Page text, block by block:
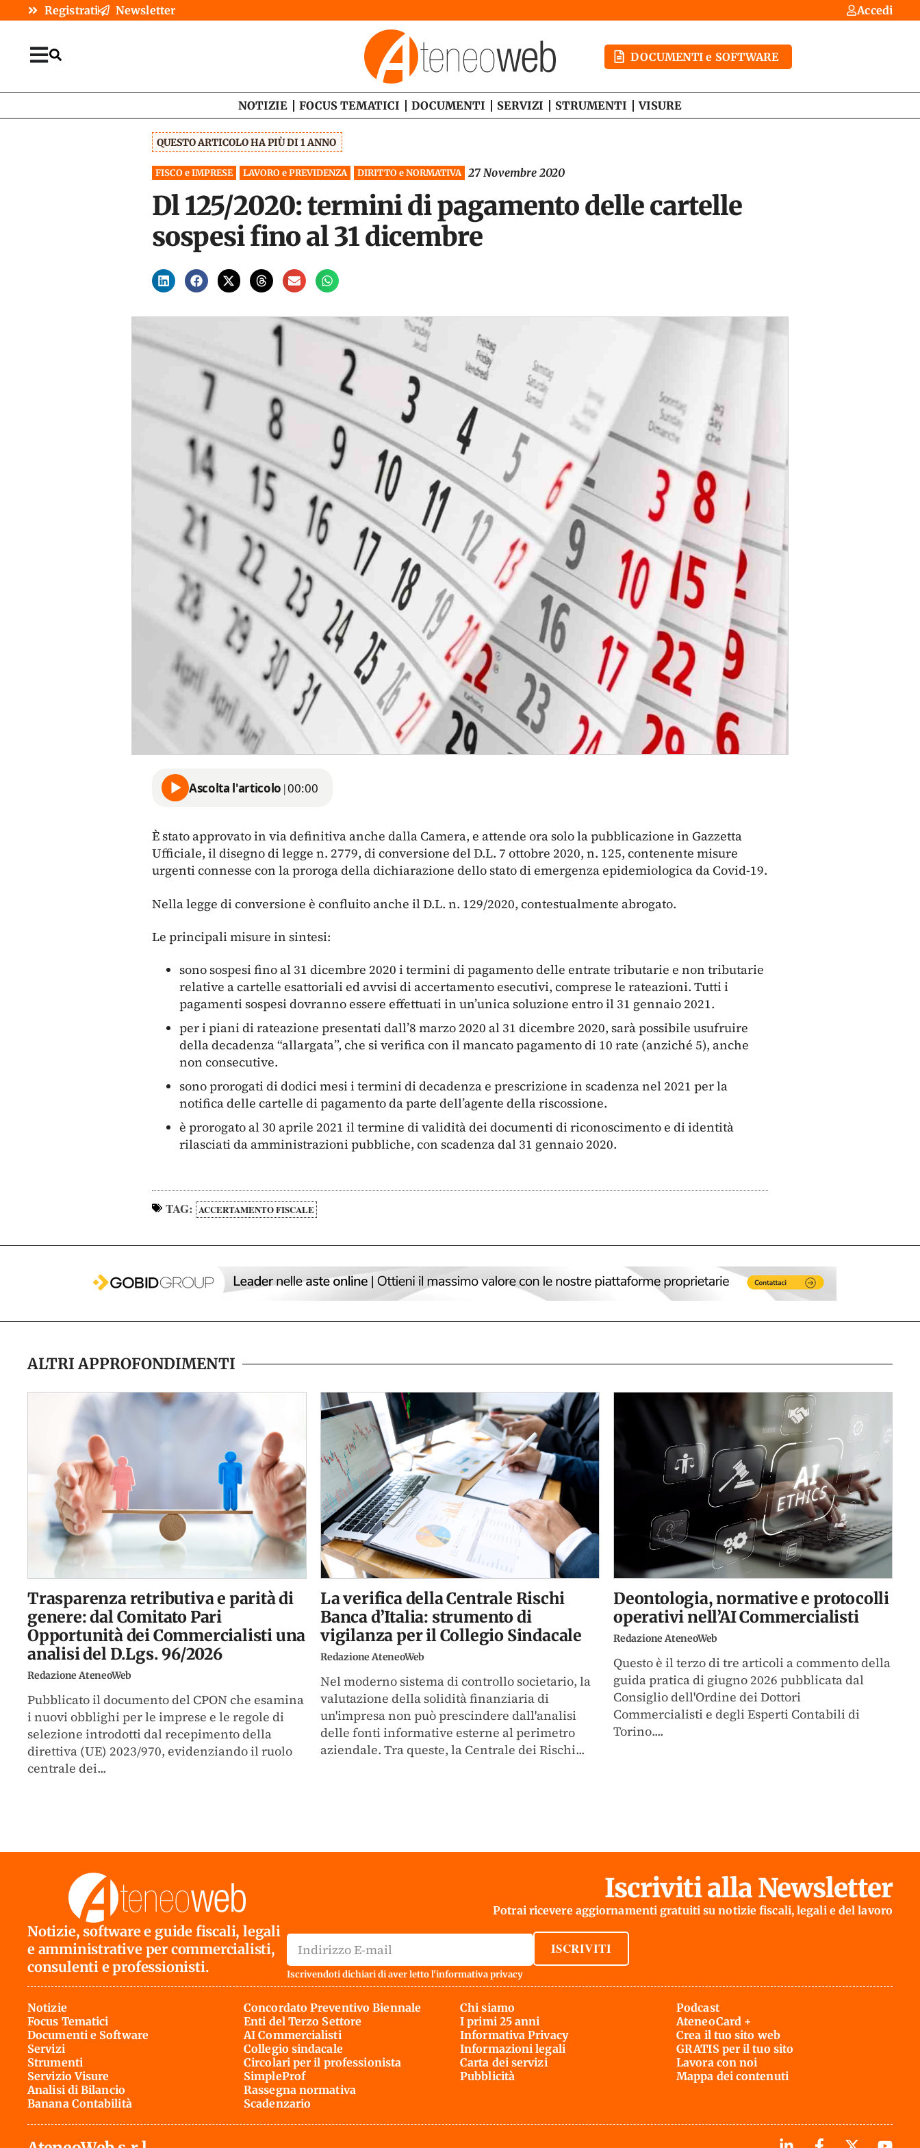
Registrati Newsletter Accedi
DOCUMENTI e SOFTWARE
NOTIZIE FOCUS TEMATICI DOCUMENTI SERVIZI STRUMENTI VISURE
QUESTO ARTICOLO HA PIÙ DI 1 ANNO
FISCO e IMPRESE LAVORO e PREVIDENZA DIRITTO e NORMATIVA 27 Novembre 2020
Dl 125/2020: termini di pagamento delle cartelle
sospesi fino al 31 dicembre
Ascolta l'articolo |00:00
È stato approvato in via definitiva anche dalla Camera, e attende ora solo la pubblicazione in Gazzetta
Ufficiale, il disegno di legge n. 2779, di conversione del D.L. 7 ottobre 2020, n. 125, contenente misure
urgenti connesse con la proroga della dichiarazione dello stato di emergenza epidemiologica da Covid-19.
Nella legge di conversione è confluito anche il D.L. n. 129/2020, contestualmente abrogato.
Le principali misure in sintesi:
sono sospesi fino al 31 dicembre 2020 i termini di pagamento delle entrate tributarie e non tributarie
relative a cartelle esattoriali ed avvisi di accertamento esecutivi, comprese le rateazioni. Tutti i
pagamenti sospesi dovranno essere effettuati in un’unica soluzione entro il 31 gennaio 2021.
per i piani di rateazione presentati dall’8 marzo 2020 al 31 dicembre 2020, sarà possibile usufruire
della decadenza “allargata”, che si verifica con il mancato pagamento di 10 rate (anziché 5), anche
non consecutive.
sono prorogati di dodici mesi i termini di decadenza e prescrizione in scadenza nel 2021 per la
notifica delle cartelle di pagamento da parte dell’agente della riscossione.
è prorogato al 30 aprile 2021 il termine di validità dei documenti di riconoscimento e di identità
rilasciati da amministrazioni pubbliche, con scadenza dal 31 gennaio 2020.
TAG: ACCERTAMENTO FISCALE
ALTRI APPROFONDIMENTI
Trasparenza retributiva e parità di
genere: dal Comitato Pari
Opportunità dei Commercialisti una
analisi del D.Lgs. 96/2026
Redazione AteneoWeb
Pubblicato il documento del CPON che esamina
i nuovi obblighi per le imprese e le regole di
selezione introdotti dal recepimento della
direttiva (UE) 2023/970, evidenziando il ruolo
centrale dei...
La verifica della Centrale Rischi
Banca d’Italia: strumento di
vigilanza per il Collegio Sindacale
Redazione AteneoWeb
Nel moderno sistema di controllo societario, la
valutazione della solidità finanziaria di
un'impresa non può prescindere dall'analisi
delle fonti informative esterne al perimetro
aziendale. Tra queste, la Centrale dei Rischi...
Deontologia, normative e protocolli
operativi nell’AI Commercialisti
Redazione AteneoWeb
Questo è il terzo di tre articoli a commento della
guida pratica di giugno 2026 pubblicata dal
Consiglio dell'Ordine dei Dottori
Commercialisti e degli Esperti Contabili di
Torino....
Notizie, software e guide fiscali, legali
e amministrative per commercialisti,
consulenti e professionisti.
Iscriviti alla Newsletter
Potrai ricevere aggiornamenti gratuiti su notizie fiscali, legali e del lavoro
ISCRIVITI
Iscrivendoti dichiari di aver letto l'informativa privacy
Notizie
Focus Tematici
Documenti e Software
Servizi
Strumenti
Servizio Visure
Analisi di Bilancio
Banana Contabilità
Concordato Preventivo Biennale
Enti del Terzo Settore
AI Commercialisti
Collegio sindacale
Circolari per il professionista
SimpleProf
Rassegna normativa
Scadenzario
Chi siamo
I primi 25 anni
Informativa Privacy
Informazioni legali
Carta dei servizi
Pubblicità
Podcast
AteneoCard +
Crea il tuo sito web
GRATIS per il tuo sito
Lavora con noi
Mappa dei contenuti